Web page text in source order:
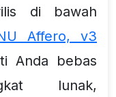
di bawah
Affero, v3
Anda bebas
lunak,